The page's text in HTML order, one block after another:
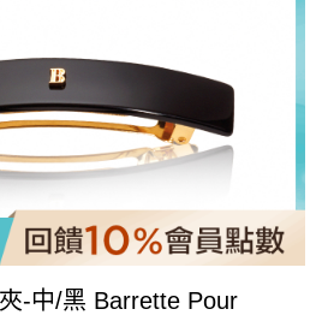
-中/黑 Barrette Pour